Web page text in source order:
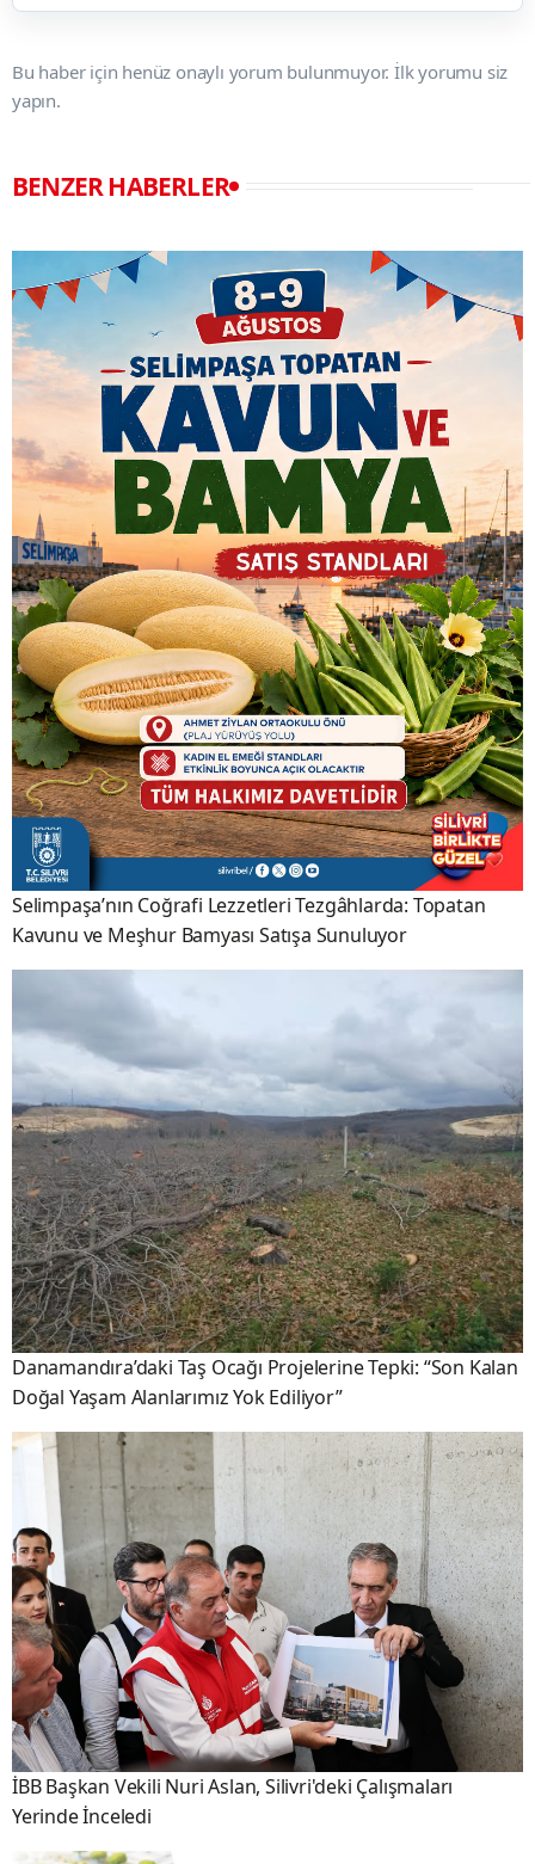
Bu haber için henüz onaylı yorum bulunmuyor. İlk yorumu siz
yapın.
BENZER HABERLER
Selimpaşa’nın Coğrafi Lezzetleri Tezgâhlarda: Topatan
Kavunu ve Meşhur Bamyası Satışa Sunuluyor
Danamandıra’daki Taş Ocağı Projelerine Tepki: “Son Kalan
Doğal Yaşam Alanlarımız Yok Ediliyor”
İBB Başkan Vekili Nuri Aslan, Silivri'deki Çalışmaları
Yerinde İnceledi